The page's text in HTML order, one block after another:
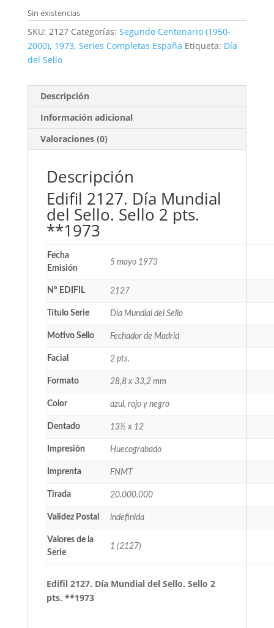
Sin existencias
SKU: 2127 Categorías: Segundo Centenario (1950-
2000), 1973, Series Completas España Etiqueta: Día
del Sello
Descripción
Información adicional
Valoraciones (0)
Descripción
Edifil 2127. Día Mundial
del Sello. Sello 2 pts.
**1973
Fecha
Emisión
5 mayo 1973
Nº EDIFIL 2127
Título Serie Día Mundial del Sello
Motivo Sello Fechador de Madrid
Facial 2 pts.
Formato 28,8 x 33,2 mm
Color azul, rojo y negro
Dentado 13½ x 12
Impresión Huecograbado
Imprenta FNMT
Tirada 20.000.000
Validez Postal indefinida
Valores de la
Serie
1 (2127)
Edifil 2127. Día Mundial del Sello. Sello 2
pts. **1973